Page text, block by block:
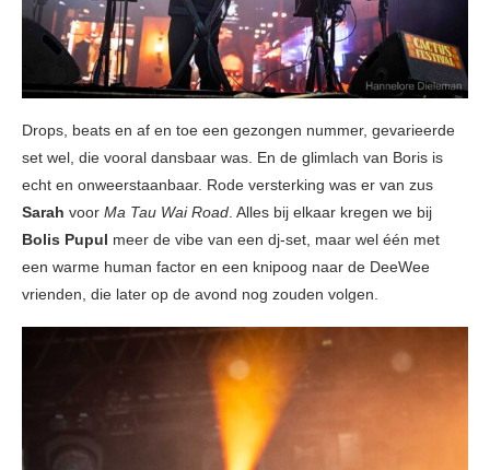
Drops, beats en af en toe een gezongen nummer, gevarieerde
set wel, die vooral dansbaar was. En de glimlach van Boris is
echt en onweerstaanbaar. Rode versterking was er van zus
Sarah voor Ma Tau Wai Road. Alles bij elkaar kregen we bij
Bolis Pupul meer de vibe van een dj-set, maar wel één met
een warme human factor en een knipoog naar de DeeWee
vrienden, die later op de avond nog zouden volgen.